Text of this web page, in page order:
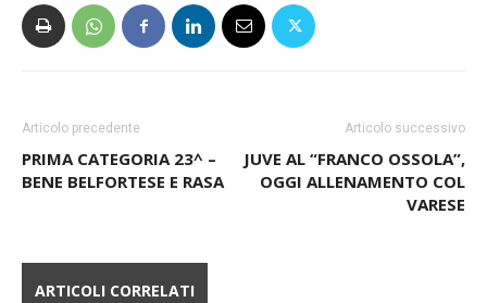
Articolo precedente
PRIMA CATEGORIA 23^ –
BENE BELFORTESE E RASA
Articolo successivo
JUVE AL “FRANCO OSSOLA”,
OGGI ALLENAMENTO COL
VARESE
ARTICOLI CORRELATI